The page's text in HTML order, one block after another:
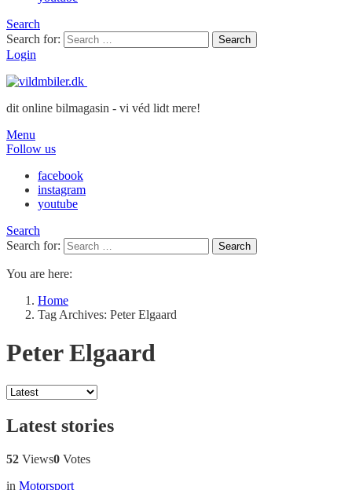
Search
Search for:
Search
Login
dit online bilmagasin - vi véd lidt mere!
Menu
Follow us
facebook
instagram
youtube
Search
Search for:
Search
You are here:
Home
Tag Archives: Peter Elgaard
Peter Elgaard
Latest stories
52 Views0 Votes
in Motorsport